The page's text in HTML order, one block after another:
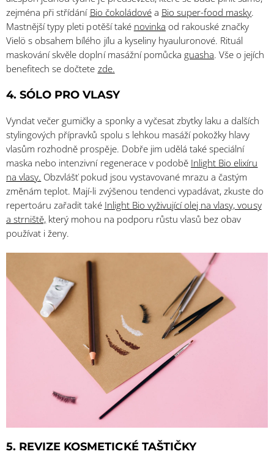
zejména při střídání Bio čokoládovéa Bio super-food masky.
Mastnější typy pleti potěší také novinka od rakouské značky
Vielö s obsahem bílého jílu a kyseliny hyauluronové. Rituál
maskování skvěle doplní masážní pomůcka guasha. Vše o jejích
benefitech se dočtete zde.
4. SÓLO PRO VLASY
Vyndat večer gumičky a sponky a vyčesat zbytky laku a dalších
stylingových přípravků spolu s lehkou masáží pokožky hlavy
vlasům rozhodně prospěje. Dobře jim udělá také speciální
maska nebo intenzivní regenerace v podobě Inlight Bio elixíru
na vlasy. Obzvlášť pokud jsou vystavované mrazu a častým
změnám teplot. Mají-li zvýšenou tendenci vypadávat, zkuste do
repertoáru zařadit také Inlight Bio vyživující olej na vlasy, vousy
a strniště, který mohou na podporu růstu vlasů bez obav
používat i ženy.
5. REVIZE KOSMETICKÉ TAŠTIČKY